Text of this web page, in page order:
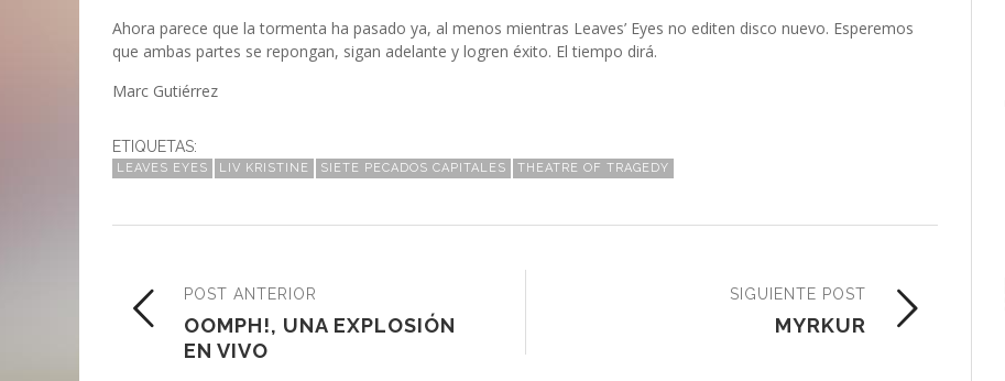
Ahora parece que la tormenta ha pasado ya, al menos mientras Leaves’ Eyes no editen disco nuevo. Esperemos
que ambas partes se repongan, sigan adelante y logren éxito. El tiempo dirá.
Marc Gutiérrez
ETIQUETAS:
LEAVES EYES LIV KRISTINE SIETE PECADOS CAPITALES THEATRE OF TRAGEDY
SIGUIENTE POST
MYRKUR
POST ANTERIOR
OOMPH!, UNA EXPLOSIÓN
EN VIVO